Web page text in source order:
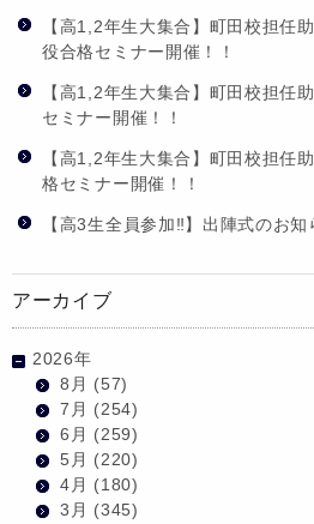
【高1,2年生大集合】町田校担任
役合格セミナー開催！！
【高1,2年生大集合】町田校担任
セミナー開催！！
【高1,2年生大集合】町田校担任
格セミナー開催！！
【高3生全員参加‼】出陣式のお知
アーカイブ
2026年
8月 (57)
7月 (254)
6月 (259)
5月 (220)
4月 (180)
3月 (345)